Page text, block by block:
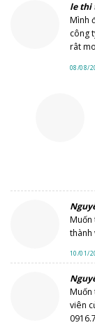
le thi
Mình
công
rât
08/08/
Muốn
thành
10/01/
Muốn
viên